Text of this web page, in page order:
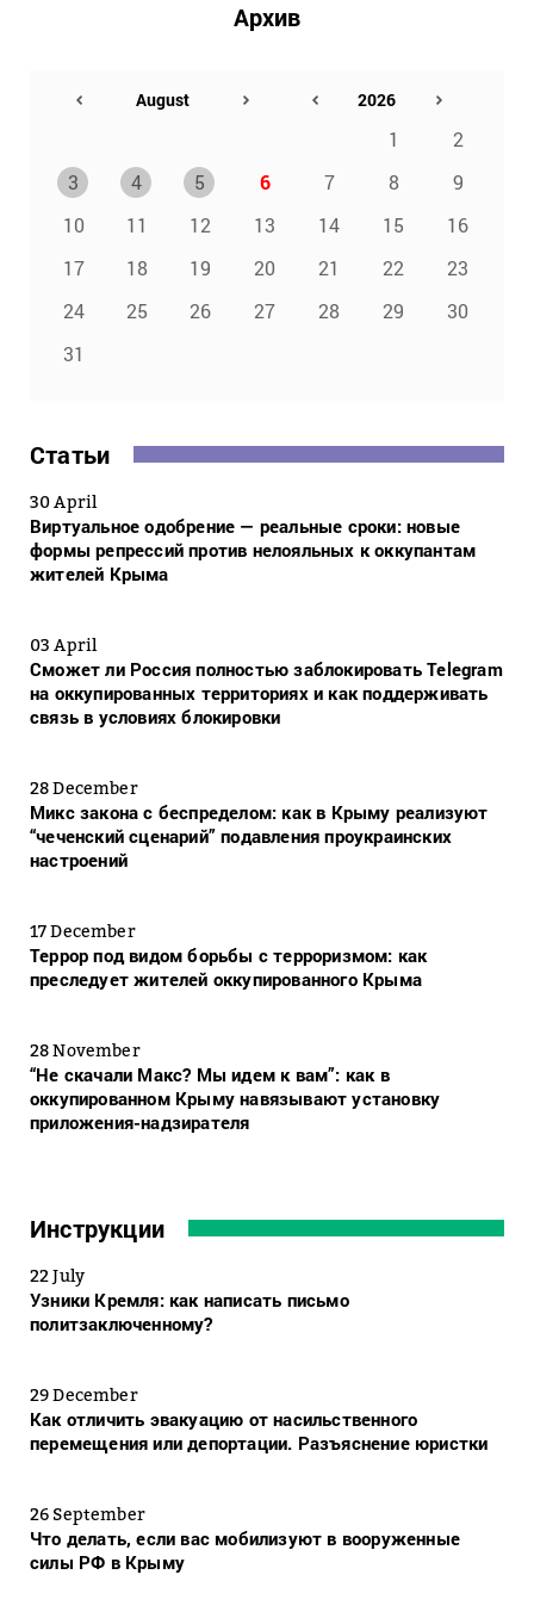
Архив
1
2
3
4 5 6 7 8
9
10
11 12 13 14 15
16
17
18 19 20 21 22
23
24
25 26 27 28 29
30
31
Статьи
30 April
Виртуальное одобрение — реальные сроки: новые
формы репрессий против нелояльных к оккупантам
жителей Крыма
03 April
Сможет ли Россия полностью заблокировать Telegram
на оккупированных территориях и как поддерживать
связь в условиях блокировки
28 December
Микс закона с беспределом: как в Крыму реализуют
“чеченский сценарий” подавления проукраинских
настроений
17 December
Террор под видом борьбы с терроризмом: как
преследует жителей оккупированного Крыма
28 November
“Не скачали Макс? Мы идем к вам”: как в
оккупированном Крыму навязывают установку
приложения-надзирателя
Инструкции
22 July
Узники Кремля: как написать письмо
политзаключенному?
29 December
Как отличить эвакуацию от насильственного
перемещения или депортации. Разъяснение юристки
26 September
Что делать, если вас мобилизуют в вооруженные
силы РФ в Крыму